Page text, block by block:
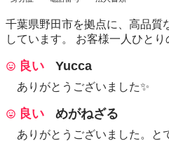
千葉県野田市を拠点に、高品質
しています。 お客様一人ひとり
良い Yucca
ありがとうございました✨
良い めがねざる
ありがとうございました。と